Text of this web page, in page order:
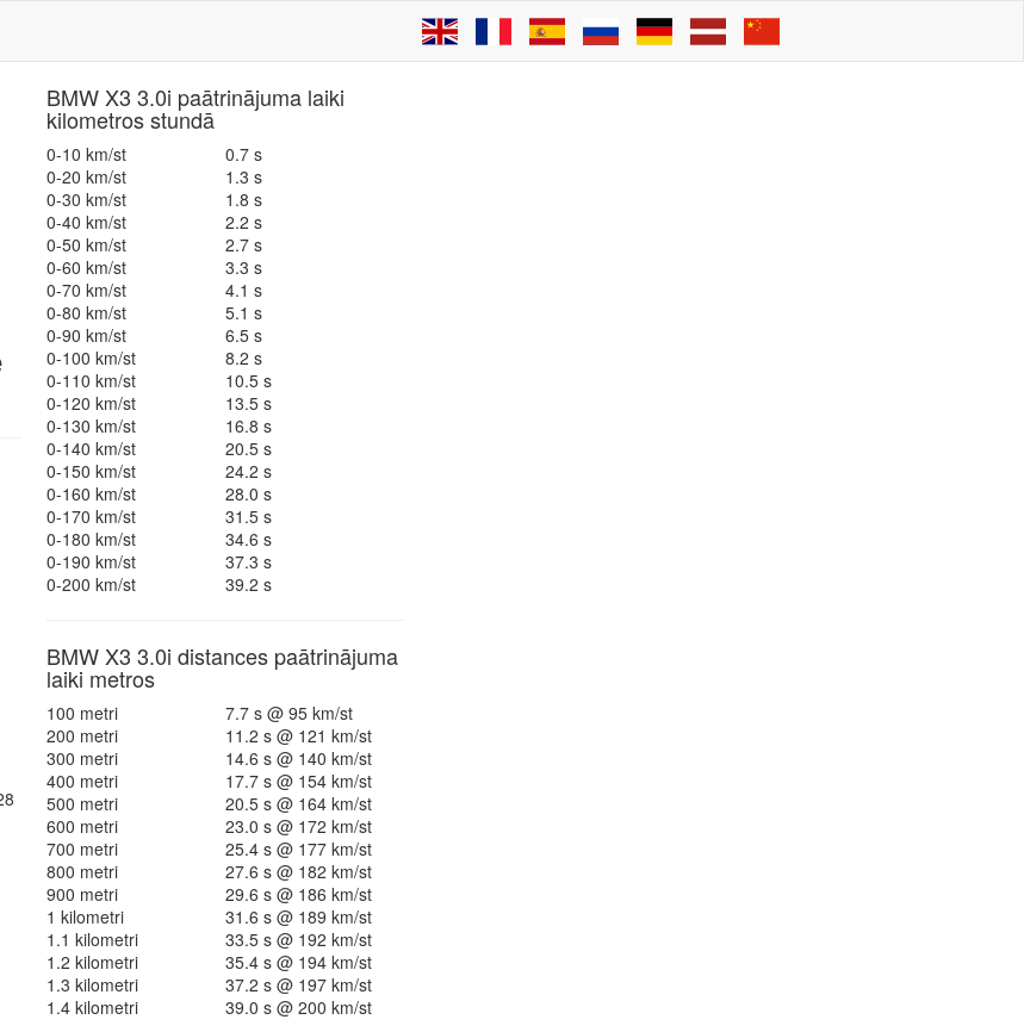
BMW X3 3.0i paātrinājuma laiki
kilometros stundā
0-10 km/st
0.7 s
0-20 km/st
1.3 s
0-30 km/st
1.8 s
0-40 km/st
2.2 s
0-50 km/st
2.7 s
0-60 km/st
3.3 s
0-70 km/st
4.1 s
0-80 km/st
5.1 s
0-90 km/st
6.5 s
0-100 km/st
8.2 s
0-110 km/st
10.5 s
0-120 km/st
13.5 s
0-130 km/st
16.8 s
0-140 km/st
20.5 s
0-150 km/st
24.2 s
0-160 km/st
28.0 s
0-170 km/st
31.5 s
0-180 km/st
34.6 s
0-190 km/st
37.3 s
0-200 km/st
39.2 s
BMW X3 3.0i distances paātrinājuma
laiki metros
100 metri
7.7 s @ 95 km/st
200 metri
11.2 s @ 121 km/st
300 metri
14.6 s @ 140 km/st
400 metri
17.7 s @ 154 km/st
500 metri
20.5 s @ 164 km/st
600 metri
23.0 s @ 172 km/st
700 metri
25.4 s @ 177 km/st
800 metri
27.6 s @ 182 km/st
900 metri
29.6 s @ 186 km/st
1 kilometri
31.6 s @ 189 km/st
1.1 kilometri
33.5 s @ 192 km/st
1.2 kilometri
35.4 s @ 194 km/st
1.3 kilometri
37.2 s @ 197 km/st
1.4 kilometri
39.0 s @ 200 km/st